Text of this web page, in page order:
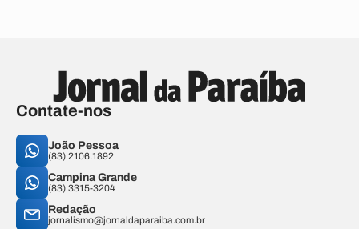
Contate-nos
João Pessoa
(83) 2106.1892
Campina Grande
(83) 3315-3204
Redação
jornalismo@jornaldaparaiba.com.br